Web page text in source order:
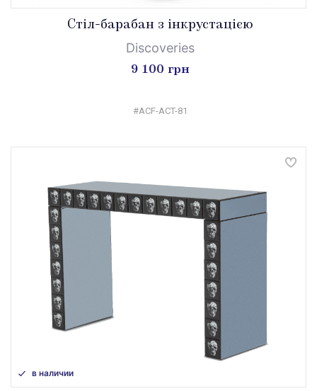
Стіл-барабан з інкрустацією
Discoveries
9 100 грн
#ACF-ACT-81
в наличии